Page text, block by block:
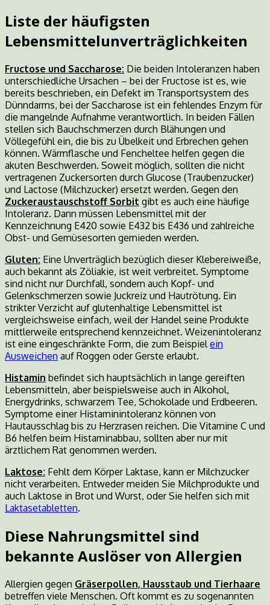
Liste der häufigsten
Lebensmittelunverträglichkeiten
Fructose und Saccharose: Die beiden Intoleranzen haben
unterschiedliche Ursachen – bei der Fructose ist es, wie
bereits beschrieben, ein Defekt im Transportsystem des
Dünndarms, bei der Saccharose ist ein fehlendes Enzym für
die mangelnde Aufnahme verantwortlich. In beiden Fällen
stellen sich Bauchschmerzen durch Blähungen und
Völlegefühl ein, die bis zu Übelkeit und Erbrechen gehen
können. Wärmflasche und Fencheltee helfen gegen die
akuten Beschwerden. Soweit möglich, sollten die nicht
vertragenen Zuckersorten durch Glucose (Traubenzucker)
und Lactose (Milchzucker) ersetzt werden. Gegen den
Zuckeraustauschstoff Sorbit gibt es auch eine häufige
Intoleranz. Dann müssen Lebensmittel mit der
Kennzeichnung E420 sowie E432 bis E436 und zahlreiche
Obst- und Gemüsesorten gemieden werden.
Gluten: Eine Unverträglich bezüglich dieser Klebereiweiße,
auch bekannt als Zöliakie, ist weit verbreitet. Symptome
sind nicht nur Durchfall, sondern auch Kopf- und
Gelenkschmerzen sowie Juckreiz und Hautrötung. Ein
strikter Verzicht auf glutenhaltige Lebensmittel ist
vergleichsweise einfach, weil der Handel seine Produkte
mittlerweile entsprechend kennzeichnet. Weizenintoleranz
ist eine eingeschränkte Form, die zum Beispielein
Ausweichen auf Roggen oder Gerste erlaubt.
Histamin befindet sich hauptsächlich in lange gereiften
Lebensmitteln, aber beispielsweise auch in Alkohol,
Energydrinks, schwarzem Tee, Schokolade und Erdbeeren.
Symptome einer Histaminintoleranz können von
Hautausschlag bis zu Herzrasen reichen. Die Vitamine C und
B6 helfen beim Histaminabbau, sollten aber nur mit
ärztlichem Rat genommen werden.
Laktose: Fehlt dem Körper Laktase, kann er Milchzucker
nicht verarbeiten. Entweder meiden Sie Milchprodukte und
auch Laktose in Brot und Wurst, oder Sie helfen sich mit
Laktasetabletten.
Diese Nahrungsmittel sind
bekannte Auslöser von Allergien
Allergien gegen Gräserpollen, Hausstaub und Tierhaare
betreffen viele Menschen. Oft kommt es zu sogenannten